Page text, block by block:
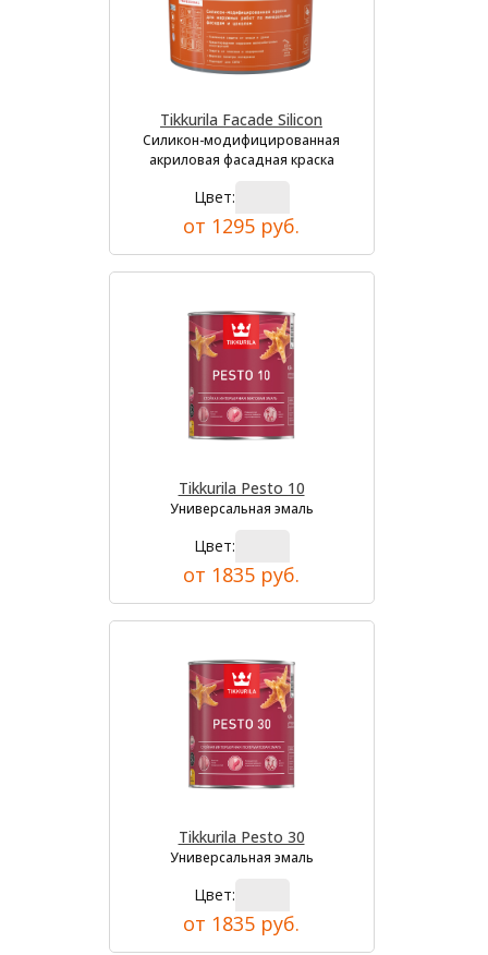
Tikkurila Facade Silicon
Силикон-модифицированная
акриловая фасадная краска
Цвет:
от 1295 руб.
Tikkurila Pesto 10
Универсальная эмаль
Цвет:
от 1835 руб.
Tikkurila Pesto 30
Универсальная эмаль
Цвет:
от 1835 руб.